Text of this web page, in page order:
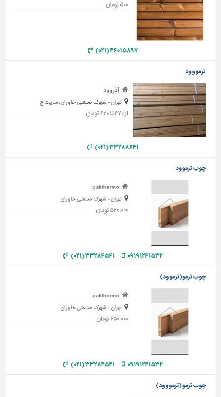
و
حفاظ
دیوارپوش،
سرویس
بهداشتی
ابزار،یراق
و
ماشین
محوطه
و
نما
ساخت
تاسیسات
ساختمان
ترافیک
سازه
۵۰۰ تومان
۴۶۰۱۵۸۹۷ (۰۲۱)
ترمووود
آذر وود
تهران - شهرک صنعتی خاوران، سایت چ
از ۴۷۰ تا ۶۲۰ تومان
۳۳۲۸۸۶۴۱ (۰۲۱)
چوب ترموود
pakthermo
تهران - شهرک صنعتی خاوران
۵۲۰,۰۰۰ تومان
۰۹۱۹۱۲۴۱۵۳۲ ۳۳۲۸۴۵۴۱ (۰۲۱)
چوب ترمو(ترموود)
pakthermo
تهران - شهرک صنعتی خاوران
۶۵۰,۰۰۰ تومان
۰۹۱۹۱۲۴۱۵۳۲ ۳۳۲۸۴۵۴۱ (۰۲۱)
چوب ترمو (ترمووود)